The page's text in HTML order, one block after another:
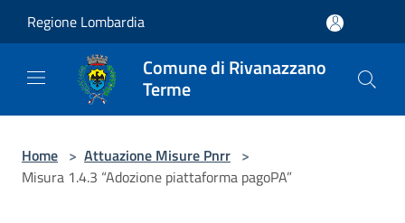
Regione Lombardia
Comune di Rivanazzano
Terme
Home > Attuazione Misure Pnrr >
Misura 1.4.3 “Adozione piattaforma pagoPA”